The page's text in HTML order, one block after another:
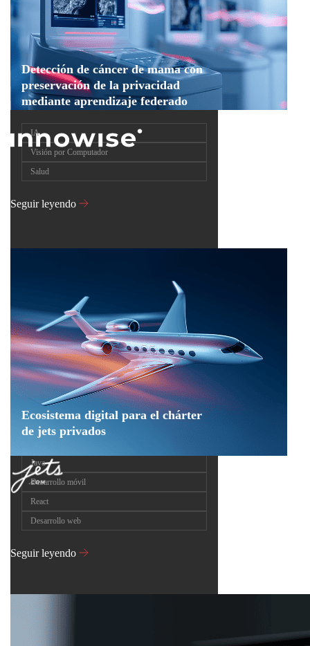
Detección de cáncer de mama con
preservación de la privacidad
mediante aprendizaje federado
IA
Visión por Computador
Salud
Seguir leyendo
Ecosistema digital para el chárter
de jets privados
Java
Desarrollo móvil
React
Desarrollo web
Seguir leyendo